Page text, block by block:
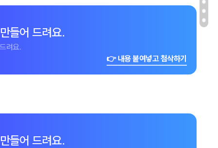
들어 드려요.
려요.
👉 내용 붙여넣고 첨삭하기
들어 드려요.